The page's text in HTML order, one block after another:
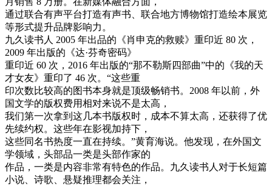
通过联合有声平台打造有声书、联合地方博物馆打造绘本展览
等形式提升品牌影响力。
九久读书人 2005 年出品的《肖申克的救赎》重印近 80 次，
2009 年出版的《达·芬奇密码》
重印近 60 次，2016 年出版的“那不勒斯四部曲”中的《我的天
才女友》重印了 46 次。“这些重
印次数比较高的图书本身就是顶级畅销书。2008 年以前，外
国文学的版权费用相对来说不是太高，
我们第一次拿到这几本书版权时，成本不算太高，还获得了优
先续约权。这些年在影视加持下，
这些同名书热度一直在持续。”黄育海说。他发现，在外国文
学领域，头部品一类是头部作家的
作品，一类是内容非常有特色的作品。九久读书人对于长短篇
小说、诗歌、悬疑推理都会关注，